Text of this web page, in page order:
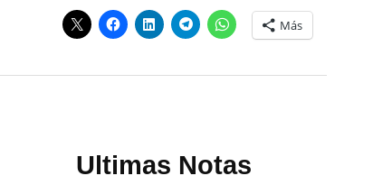
Más
Ultimas Notas